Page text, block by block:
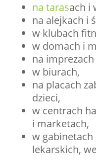
na tarasach i
na alejkach i
w klubach
w domach i
na
w biurach,
na placach
dzieci,
w centrach
i marketach,
w gabinetach
lekarskich,